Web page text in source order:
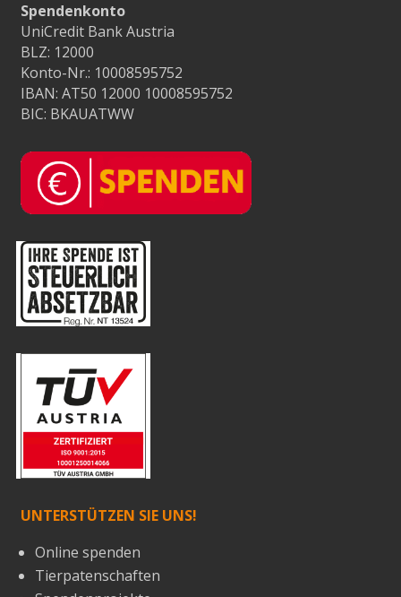
Spendenkonto
UniCredit Bank Austria
BLZ: 12000
Konto-Nr.: 10008595752
IBAN: AT50 12000 10008595752
BIC: BKAUATWW
UNTERSTÜTZEN SIE UNS!
Online spenden
Tierpatenschaften